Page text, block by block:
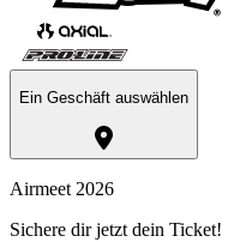
Ein Geschäft auswählen
Airmeet 2026
Sichere dir jetzt dein Ticket!